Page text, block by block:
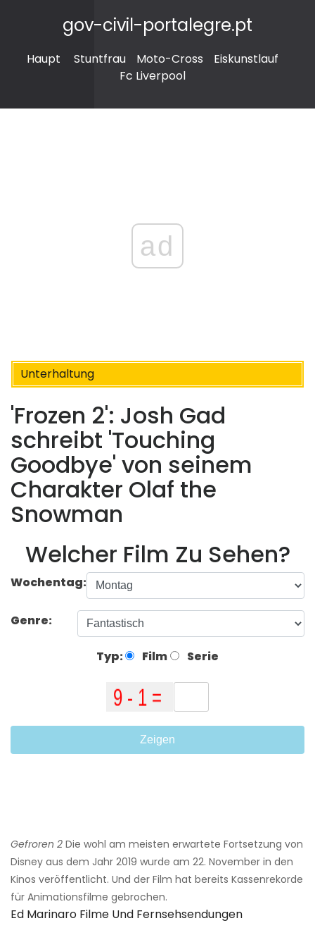
gov-civil-portalegre.pt
Haupt Stuntfrau Moto-Cross
Eiskunstlauf
Fc Liverpool
ad
Unterhaltung
'Frozen 2': Josh Gad
schreibt 'Touching
Goodbye' von seinem
Charakter Olaf the
Snowman
Welcher Film Zu Sehen?
Wochentag:
Genre:
Typ: Film Serie
Zeigen
Gefroren 2 Die wohl am meisten erwartete Fortsetzung von
Disney aus dem Jahr 2019 wurde am 22. November in den
Kinos veröffentlicht. Und der Film hat bereits Kassenrekorde
für Animationsfilme gebrochen.
Ed Marinaro Filme Und Fernsehsendungen